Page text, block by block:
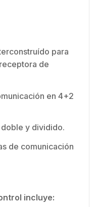
para
de
en 4+2
y dividido.
de comunicación
incluye: